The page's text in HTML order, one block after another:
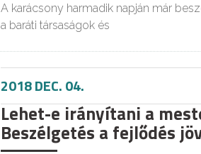
A karácsony harmadik napján már
a baráti társaságok és
2018 DEC. 04.
Lehet-e irányítani a
Beszélgetés a fejlődés